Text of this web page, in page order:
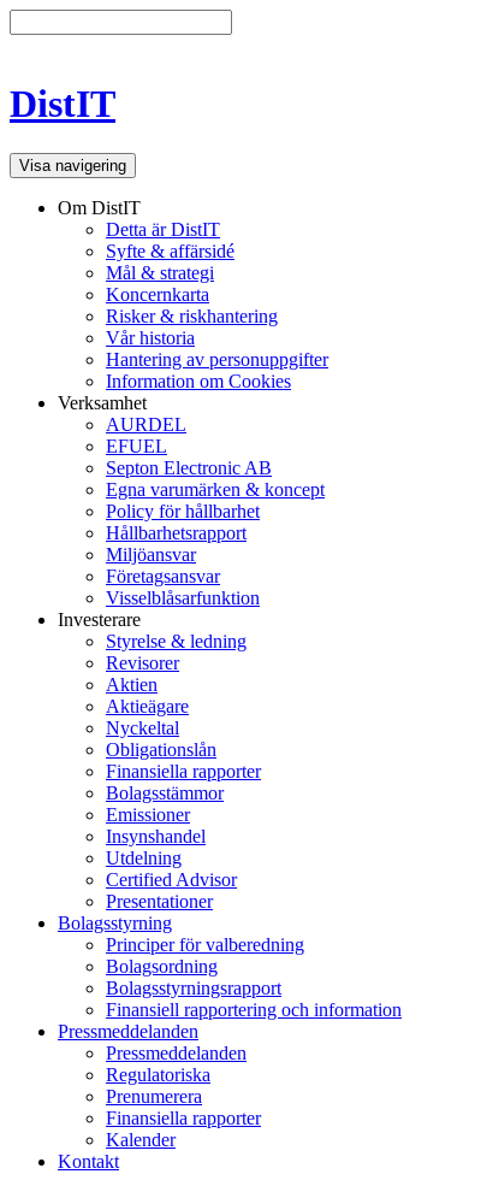
DistIT
Visa navigering
Om DistIT
Detta är DistIT
Syfte & affärsidé
Mål & strategi
Koncernkarta
Risker & riskhantering
Vår historia
Hantering av personuppgifter
Information om Cookies
Verksamhet
AURDEL
EFUEL
Septon Electronic AB
Egna varumärken & koncept
Policy för hållbarhet
Hållbarhetsrapport
Miljöansvar
Företagsansvar
Visselblåsarfunktion
Investerare
Styrelse & ledning
Revisorer
Aktien
Aktieägare
Nyckeltal
Obligationslån
Finansiella rapporter
Bolagsstämmor
Emissioner
Insynshandel
Utdelning
Certified Advisor
Presentationer
Bolagsstyrning
Principer för valberedning
Bolagsordning
Bolagsstyrningsrapport
Finansiell rapportering och information
Pressmeddelanden
Pressmeddelanden
Regulatoriska
Prenumerera
Finansiella rapporter
Kalender
Kontakt